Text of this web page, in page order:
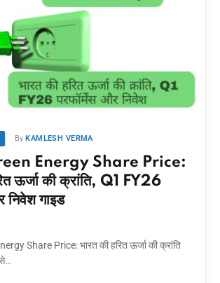
By KAMLESH VERMA
Energy Share Price:
ऊर्जा की क्रांति, Q1 FY26
निवेश गाइड
Share Price: भारत की हरित ऊर्जा की क्रांति